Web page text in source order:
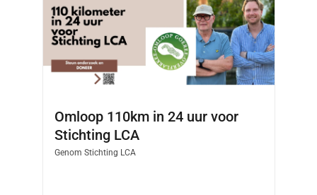
Omloop 110km in 24 uur voor
Stichting LCA
Genom Stichting LCA